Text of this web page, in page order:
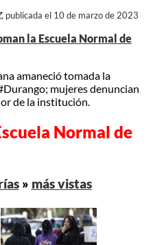
publicada el 10 de marzo de 2023
la Escuela Normal de
amaneció tomada la
mujeres denuncian
de la institución.
Normal de
» más vistas